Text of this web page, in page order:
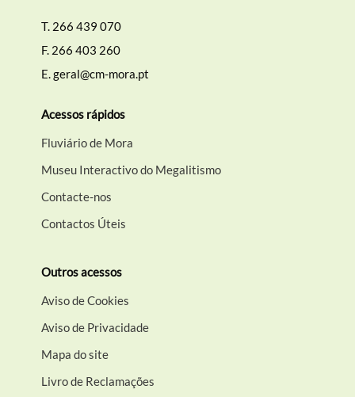
T. 266 439 070
F. 266 403 260
E.geral@cm-mora.pt
Acessos rápidos
Fluviário de Mora
Museu Interactivo do Megalitismo
Contacte-nos
Contactos Úteis
Outros acessos
Aviso de Cookies
Aviso de Privacidade
Mapa do site
Livro de Reclamações